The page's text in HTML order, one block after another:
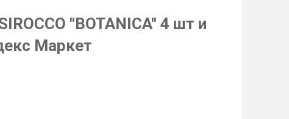
"BOTANICA" 4 шт и
Маркет